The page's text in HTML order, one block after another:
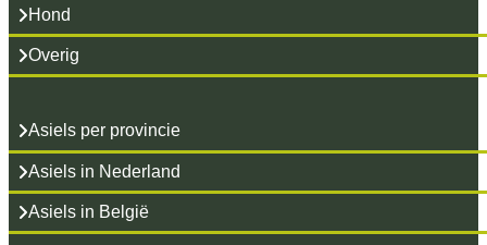
Hond
Overig
Asiels per provincie
Asiels in Nederland
Asiels in België